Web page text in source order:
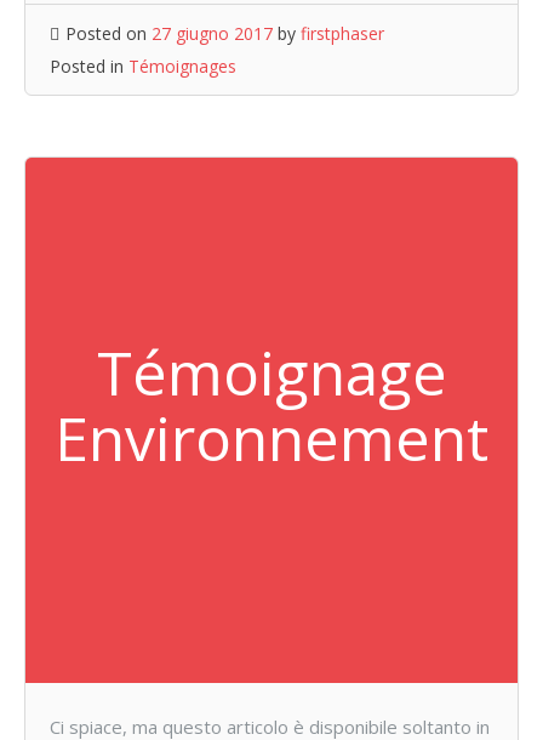
Posted on 27 giugno 2017 by firstphaser
Posted in Témoignages
Témoignage
Environnement
Ci spiace, ma questo articolo è disponibile soltanto in